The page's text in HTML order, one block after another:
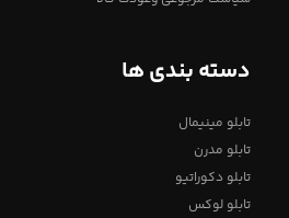
دسته بندی ها
تابلو مینیمال
تابلو مدرن
تابلو دکوراتیو
تابلو لوکس